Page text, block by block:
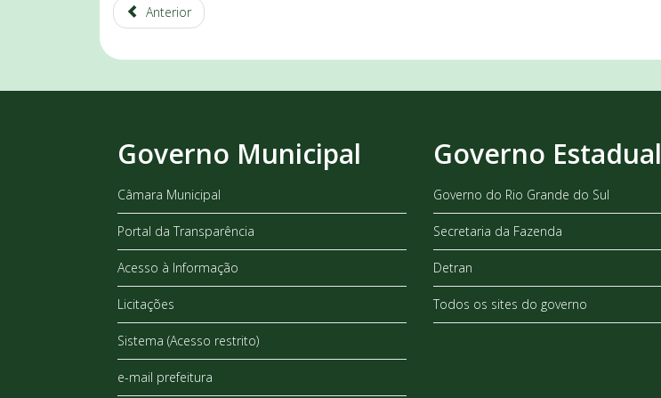
Anterior
Governo Municipal
Câmara Municipal
Portal da Transparência
Acesso à Informação
Licitações
Sistema (Acesso restrito)
e-mail prefeitura
Governo Estadual
Governo do Rio Grande do Sul
Secretaria da Fazenda
Detran
Todos os sites do governo